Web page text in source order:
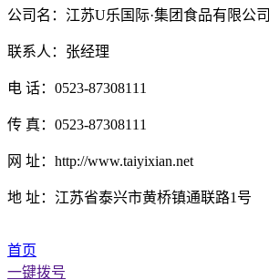
公司名：江苏U乐国际·集团食品有限公司
联系人：张经理
电 话：0523-87308111
传 真：0523-87308111
网 址：http://www.taiyixian.net
地 址：江苏省泰兴市黄桥镇通联路1号
首页
一键拨号